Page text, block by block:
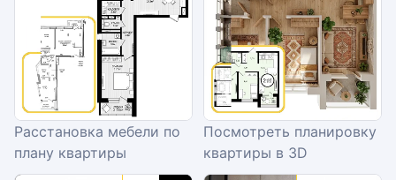
Расстановка мебели по
плану квартиры
Посмотреть планировку
квартиры в 3D